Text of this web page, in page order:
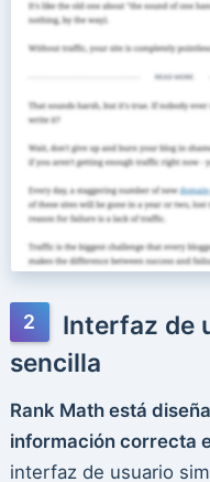
Interfaz de
sencilla
Rank Math está
información correcta
interfaz de usuario